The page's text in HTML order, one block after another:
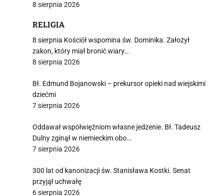
8 sierpnia 2026
RELIGIA
8 sierpnia Kościół wspomina św. Dominika. Założył
zakon, który miał bronić wiary…
8 sierpnia 2026
Bł. Edmund Bojanowski – prekursor opieki nad wiejskimi
dziećmi
7 sierpnia 2026
Oddawał współwięźniom własne jedzenie. Bł. Tadeusz
Dulny zginął w niemieckim obo…
7 sierpnia 2026
300 lat od kanonizacji św. Stanisława Kostki. Senat
przyjął uchwałę
6 sierpnia 2026